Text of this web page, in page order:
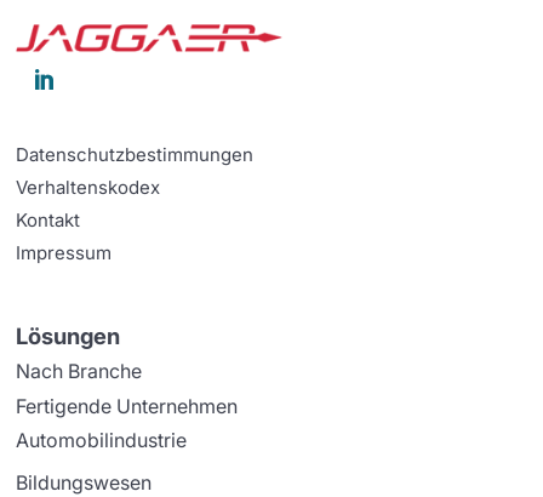

Datenschutzbestimmungen
Verhaltenskodex
Kontakt
Impressum
Lösungen
Nach Branche
Fertigende Unternehmen
Automobilindustrie
Bildungswesen